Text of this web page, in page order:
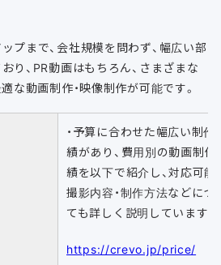
プまで、会社規模を問わず、幅広い部
り、PR動画はもちろん、さまざまな
な動画制作・映像制作が可能です。
・予算に合わせた幅広い制作
績があり、費用別の動画制作
績を以下で紹介し、対応可能
撮影内容・制作方法などにつ
ても詳しく説明しています。
https://crevo.jp/price/